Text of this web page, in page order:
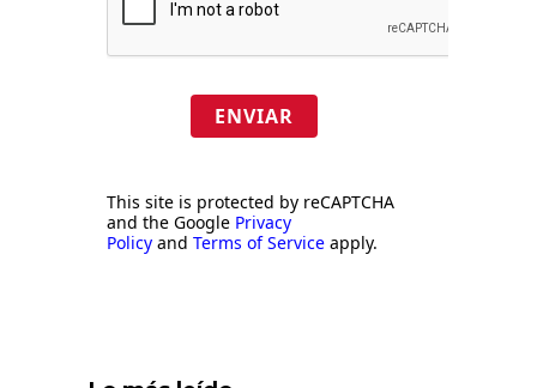
ENVIAR
This site is protected by reCAPTCHA
and the Google Privacy
Policy and Terms of Service apply.